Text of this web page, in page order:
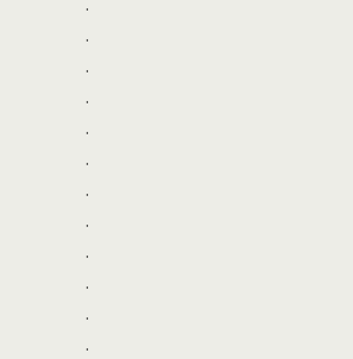
.
.
.
.
.
.
.
.
.
.
.